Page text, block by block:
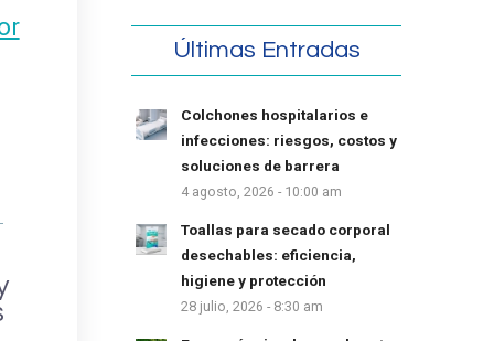
Últimas Entradas
Colchones hospitalarios e
infecciones: riesgos, costos y
soluciones de barrera
4 agosto, 2026 - 10:00 am
Toallas para secado corporal
desechables: eficiencia,
higiene y protección
28 julio, 2026 - 8:30 am